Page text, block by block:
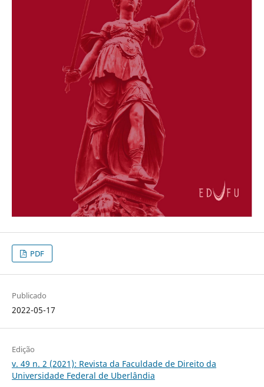
PDF
Publicado
2022-05-17
Edição
v. 49 n. 2 (2021): Revista da Faculdade de Direito da
Universidade Federal de Uberlândia